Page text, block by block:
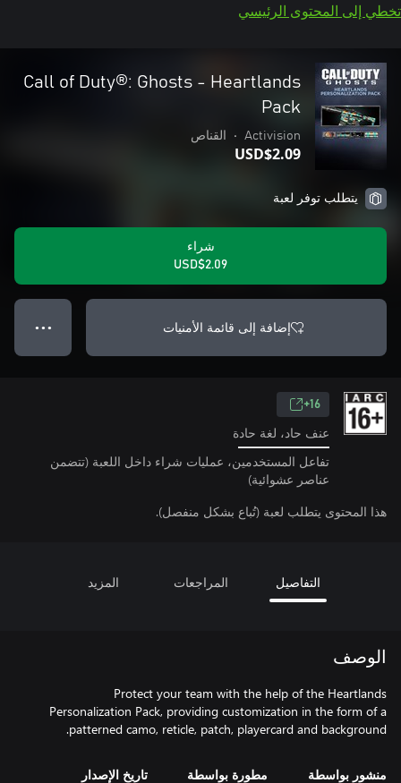
تخطي إلى المحتوى الرئيسي
Call of Duty®: Ghosts - Heartlands
Pack
Activision
• القناص
USD$2.09
يتطلب توفر لعبة
شراء
USD$2.09
إضافة إلى قائمة الأمنيات ● ● ●
16+
عنف حاد، لغة حادة
تفاعل المستخدمين، عمليات شراء داخل اللعبة (تتضمن
عناصر عشوائية)
هذا المحتوى يتطلب لعبة (تُباع بشكل منفصل).
التفاصيل المراجعات المزيد
الوصف
Protect your team with the help of the Heartlands
Personalization Pack, providing customization in the form of a
patterned camo, reticle, patch, playercard and background.
منشور بواسطة مطورة بواسطة تاريخ الإصدار